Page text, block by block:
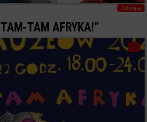
Ostrołęka
TAM AFRYKA!”